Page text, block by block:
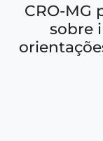
CRO-MG
sobre